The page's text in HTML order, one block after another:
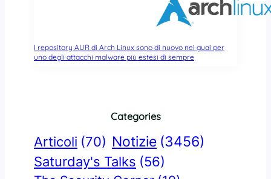
I repository AUR di Arch Linux sono di nuovo nei guai per
uno degli attacchi malware più estesi di sempre
Categories
Articoli (70) Notizie (3456)
Saturday's Talks (56)